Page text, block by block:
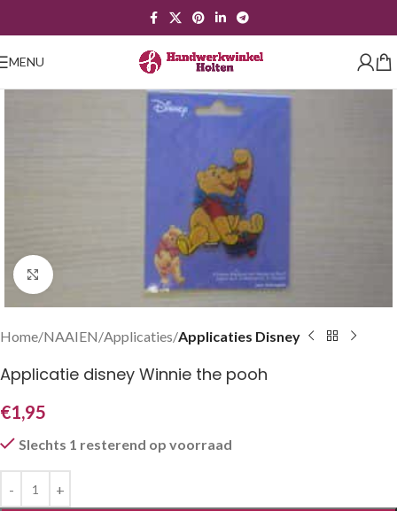
MENU
Klik om te vergroten
Home NAAIEN Applicaties Applicaties Disney
Applicatie disney Winnie the pooh
€1,95
Slechts 1 resterend op voorraad